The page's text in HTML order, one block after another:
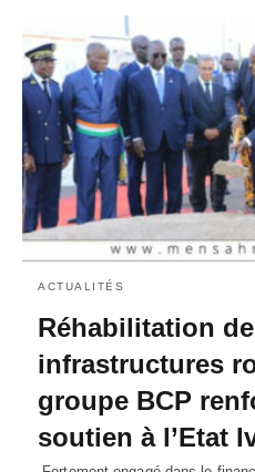
ACTUALITÉS
Réhabilitation
infrastructures
groupe BCP
soutien à l’Etat